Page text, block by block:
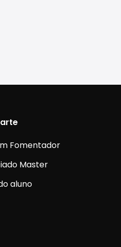
Fomentador
Master
aluno